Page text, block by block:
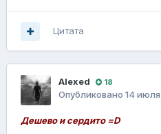
Цитата
Alexed 18
Опубликовано 14
Дешево и сердито =D